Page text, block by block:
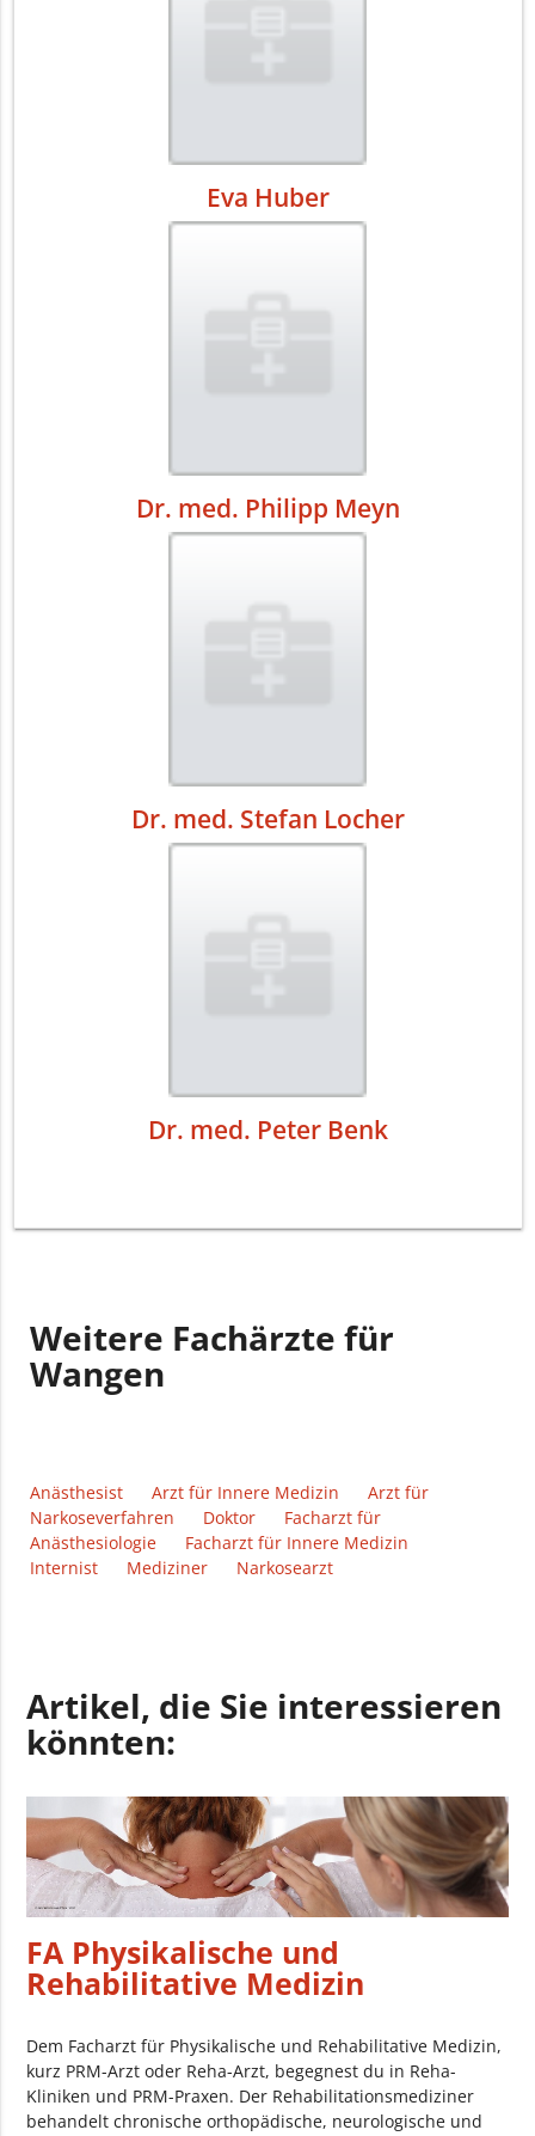
Eva Huber
Dr. med. Philipp Meyn
Dr. med. Stefan Locher
Dr. med. Peter Benk
Weitere Fachärzte für
Wangen
Anästhesist Arzt für Innere Medizin
Arzt für
Narkoseverfahren
Doktor
Facharzt für
Anästhesiologie
Facharzt für Innere Medizin
Internist
Mediziner Narkosearzt
Artikel, die Sie interessieren
könnten:
FA Physikalische und
Rehabilitative Medizin
Dem Facharzt für Physikalische und Rehabilitative Medizin,
kurz PRM-Arzt oder Reha-Arzt, begegnest du in Reha-
Kliniken und PRM-Praxen. Der Rehabilitationsmediziner
behandelt chronische orthopädische, neurologische und